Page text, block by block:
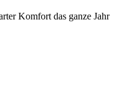
Komfort das ganze Jahr